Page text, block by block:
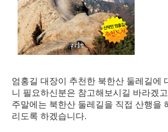
엄홍길 대장이 추천한 북한산 둘레길에
니 필요하신분은 참고해보시길 바라겠
주말에는 북한산 둘레길을 직접 산행을
리도록 하겠습니다.